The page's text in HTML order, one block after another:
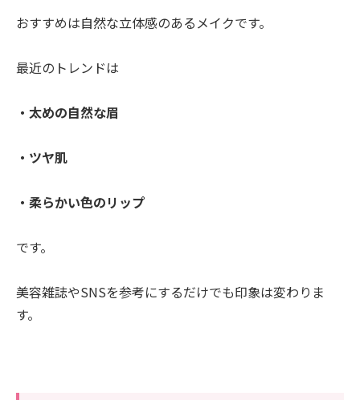
おすすめは自然な立体感のあるメイクです。
最近のトレンドは
・太めの自然な眉
・ツヤ肌
・柔らかい色のリップ
です。
美容雑誌やSNSを参考にするだけでも印象は変わりま
す。